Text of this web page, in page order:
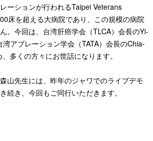
ーションが行われるTaipei Veterans
床を超える大病院であり、この規模の病院
。今回は、台湾肝癌学会（TLCA）会長のYi-
アブレーション学会（TATA）会長のChia-
多くの方々にお世話になります。
山先生には、昨年のジャワでのライブデモ
続き、今回もご同行いただきます。